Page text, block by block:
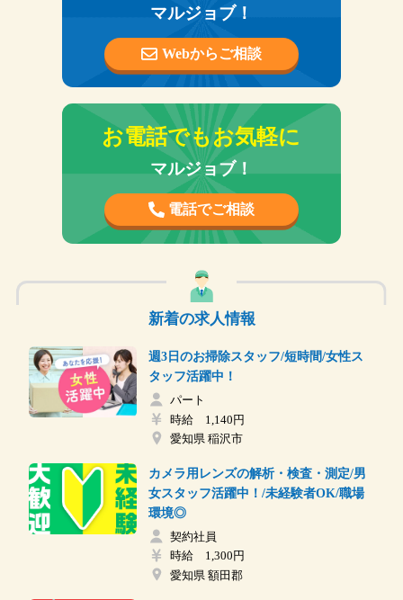
週休二日シフト制（4勤2休）
福利厚生
社会保険
制服支給
食堂完備
交通費支給
有給休暇
マルジョブ！
Webからご相談
お電話でもお気軽に
マルジョブ！
電話でご相談
新着の求人情報
週3日のお掃除スタッフ/短時間/女性ス
タッフ活躍中！
パート
時給 1,140円
愛知県 稲沢市
カメラ用レンズの解析・検査・測定/男
女スタッフ活躍中！/未経験者OK/職場
環境◎
契約社員
時給 1,300円
愛知県 額田郡